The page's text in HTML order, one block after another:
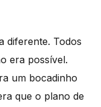
diferente. Todos
era possível.
um bocadinho
que o plano de